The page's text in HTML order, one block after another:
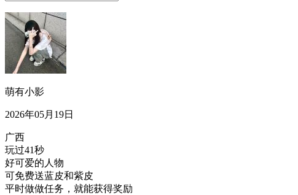
萌有小影
2026年05月19日
广西
玩过41秒
好可爱的人物
可免费送蓝皮和紫皮
平时做做任务，就能获得奖励